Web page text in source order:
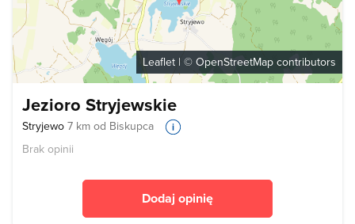
Leaflet | © OpenStreetMap contributors
Jezioro Stryjewskie
Stryjewo 7 km od Biskupca
Brak opinii
Dodaj opinię